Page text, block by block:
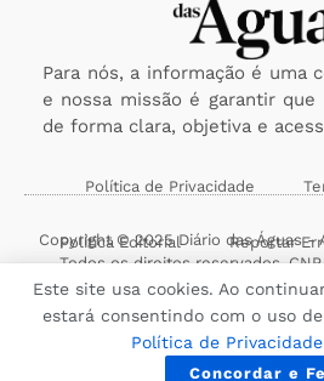
Para nós, a informação é uma
e nossa missão é garantir
de forma clara, objetiva e
Política de Privacidade
Política Editorial Reportar
Copyright © 2025 Diário das Águas -
Todos os direitos reservados.
Este site usa cookies. Ao
estará consentindo com o uso
Política de
Concordar e